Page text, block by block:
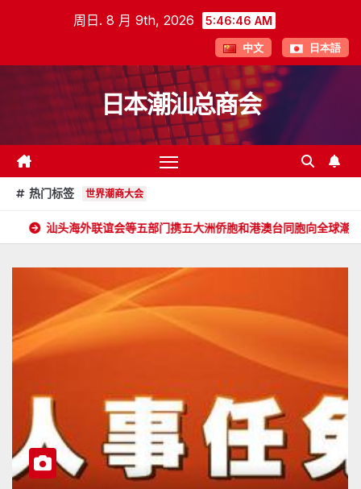
周日. 8 月 9th, 2026 5:46:47 AM
中文 日本語
日本潮汕总商会
热门标签 世界潮商大会
联谊会等五部门携五大洲侨胞和港澳台同胞向全球潮人拜年！